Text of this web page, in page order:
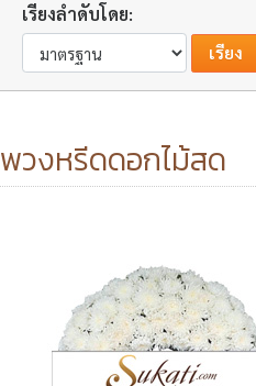
เรียงลำดับโดย:
พวงหรีดดอกไม้สด